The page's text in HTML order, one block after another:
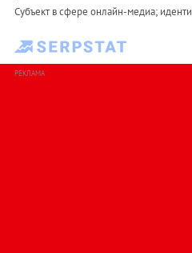
Субъект в сфере онлайн-медиа;
РЕКЛАМА